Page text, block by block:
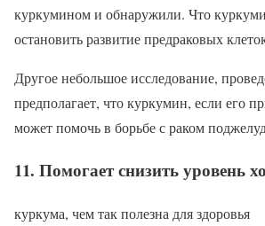
куркумином и обнаружили. Что
остановить развитие предраковых
Другое небольшое исследование,
предполагает, что куркумин, если его
может помочь в борьбе с раком
11. Помогает снизить уровень
куркума, чем так полезна для здоровья